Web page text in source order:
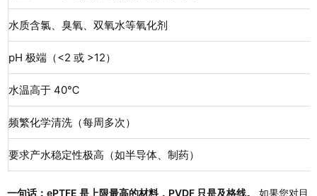
水质含氯、臭氧、双氧水等氧化剂
pH 极端（<2 或 >12）
水温高于 40℃
频繁化学清洗（每周多次）
要求产水稳定性极高（如半导体、制药）
一句话：ePTFE 是上限最高的材料，PVDF 只是及格线。
如果您对目